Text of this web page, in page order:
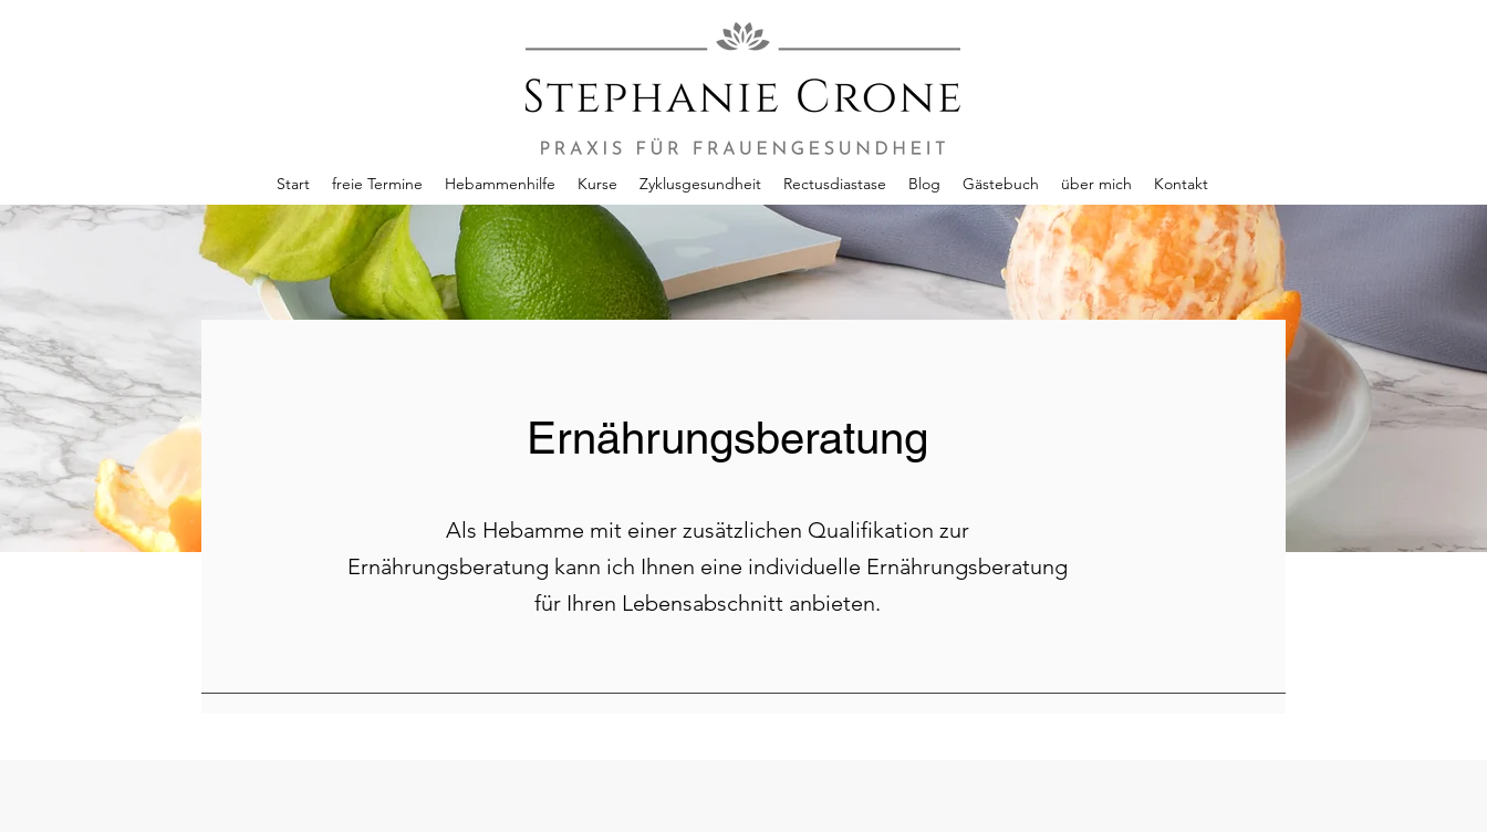
Start freie Termine Hebammenhilfe Kurse Zyklusgesundheit Rectusdiastase Blog Gästebuch über mich Kontakt
Ernährungsberatung
Als Hebamme mit einer zusätzlichen Qualifikation zur
Ernährungsberatung kann ich Ihnen eine individuelle Ernährungsberatung
für Ihren Lebensabschnitt anbieten.